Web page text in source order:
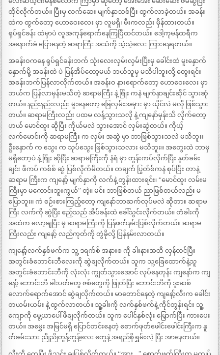
ထိုင်လိုက်တယ်။ ပြီးမှ လက်ဆေး မျက်နှာသစ်ပြီး ထွက်လာခဲ့တယ်။ အခန်း
ထဲက ထွက်တော့ ဟောဝေးလေး မှာ လူမရှိ၊ မီးကလည်း မှိန်ထားတယ်။
ရုပ်ရှင်ခန်း ထဲမှာပဲ လူအကုန်ရောက်နေကြပြီထင်တယ်။ ဒေါ့ကုမန်ထရီက
အနောက်ခံ ပြောနေတဲ့ ဆရာကြီး အသံကို သဲ့သဲ့လေး ကြားနေရတယ်။
အခန်းဝကနေ ရုပ်ရှင်ခန်းဘက် သုံးလေးလှမ်းလှမ်းပြီးမှ ခေါင်းထဲ မူးနှောက်
နှောက်မို့ အခန်းထဲ ပဲ ပြန်အိပ်တော့မယ် ဘယ်သူမှ မသိပါဘူးလို့ တွေးရင်း
အခန်းဘက်ပြန်လာလိုက်တယ်။ အခန်းဝ နားရောက်တော့ ဟောဝေးလေး မှာ
ဘယ်က ပြန်လာမှန်းမသိတဲ့ ဆရာမကြီး နဲ့ ဗြုံး ကနဲ မျက်နှာချင်းဆိုင် သွားဆုံ
တယ်။ နည်းနည်းလည်း မူးနေတော့ ခြေလှမ်းအမှား မှာ ယိုင်လဲ မလို ဖြစ်သွား
တယ်။ ဆရာမကြီးလည်း ပထမ လန့်သွားသလို နဲ့ ကျနော်မှန်းသိ လိုက်တော့
ဟယ် မောင်ထူး ဆိုပြီး ကိုယ်မလဲ သွားအောင် လှမ်းဆွဲတယ်။ ကိုယ့်
လက်မောင်းကို ဆရာမကြီး က လှမ်း အဆွဲ မှာ ဘာဖြစ်သွားသလဲ မသိဘူး၊
ဦးနှောက် က သွေး က သုပ်သွေး ဖြစ်သွားသလား မသိဘူး။ အတွေးထဲ ဘာမှ
မရှိတော့ပဲ နဲ့ ဗြုံး ဆိုပြီး ဆရာမကြီးကို နံရံ မှာ တွန်းကပ်လိုက်ပြီး နူတ်ခမ်း
ချင်း ဖိကပ် ကစ်စ် ဆွဲ ပြစ်လိုက်မိတယ်။ တချက် ပြွတ်စ်ကနဲ စုပ်ပြီး တာနဲ့
ဆရာမ ကြီးက ကျနော့် မျက်နှာကို လက်နဲ့ တွန်းထားရင်း၊ “မောင်ထူး လမ်းမ
ကြီးမှာ မကောင်းဘူးကွယ်” တဲ့။ မင်း ဘာဖြစ်တယ် ညာဖြစ်တယ်လည်း မ
ပြောဘူး။ ကဲ စဉ်းစားကြည့်တော့ ကျနော်ဘာဆက်လုပ်မလဲ ဆိုတာ။ ဆရာမ
ကြီး လက်ကို ဆွဲပြီး ဧည့်သည် အိပ်ခန်းထဲ ခေါ်သွင်းလိုက်တယ်။ တံခါးကို
အထဲက လော့ချပြီး မှ ဆရာမကြီးကို ပြန်ဖက်နမ်းပြစ်လိုက်တယ်။ ဆရာမ
ကြီးလည်း ကျနော့် လည်ကုတ်ကို တွဲခိုလို့ ပြန်နမ်းလာတယ်။
ကျနော့်လက်နှစ်ဖက်က သူ့ ဒရက်စ် အနားစ ကို ခါးနားအထိ လှန်တင်ပြီး
အတွင်းခံဘောင်းဘီလေးကို ဆွဲချလိုက်တယ်။ သူက သူ့ခြေထောက်နဲ့သူ
အတွင်းခံဘောင်းဘီကို လုံးလုံး ကျွတ်သွားအောင် လုပ်နေတုန်း ကျနော်က ကျ
နော့် ဘောင်းဘီ ခါးပတ်တွေ ဇစ်တွေကို ဖြုတ်ပြီး ဘောင်းဘီကို ဒူးဆစ်
လောက်ရောက်အောင် ဆွဲချလိုက်တယ်။ မာတောင်နေတဲ့ ကျနော့်လီးက ခေါင်း
တယမ်းယမ်း နဲ့ ထွက်လာတယ်။ သူ့ခါးကို လက်နှစ်ဖက်နဲ့ ကိုင်တွန်းရင်း သူ့
ကျောကို မွေ့ယာပေါ် ဖိချလိုက်တယ်။ သူက ပေါင်နှစ်လုံး မြှောက်ပြီး ကားပေး
တယ်။ အမွှေး အမြင်မရှိ ပြောင်တင်းနေတဲ့ စောက်ဖုတ်ဖေါင်းဖေါင်းကြီးက နူ
တ်ခမ်းသား ညိုညိုတွန့်တွန့်လေး တွေနဲ့ အရည်စိုရွှမ်းလဲ့ ပြီး အာနေတယ်။